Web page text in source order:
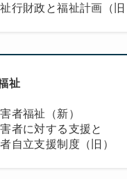
行財政と福祉計画（旧
祉
者福祉（新）
者に対する支援と
自立支援制度（旧）